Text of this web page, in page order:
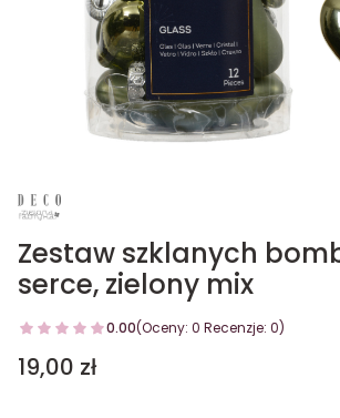
Zestaw szklanych
serce, zielony mix
0.00(Oceny: 0 Recenzje: 0)
Cena
19,00 zł